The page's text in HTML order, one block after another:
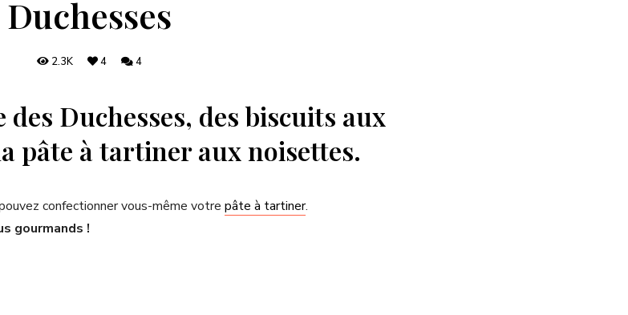
Duchesses
2.3K 4 4
Duchesses, des biscuits aux
pâte à tartiner aux noisettes.
confectionner vous-même votre pâte à tartiner.
gourmands !